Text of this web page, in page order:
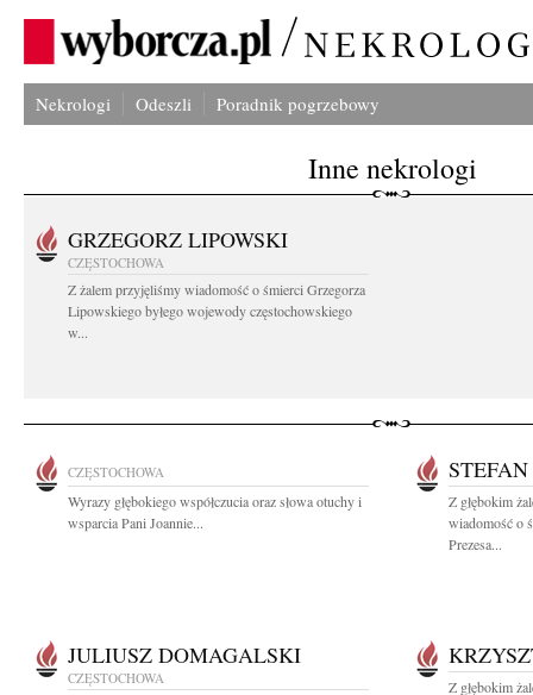
Nekrologi Odeszli Poradnik pogrzebowy
Inne nekrologi
GRZEGORZ LIPOWSKI
CZĘSTOCHOWA
Z żalem przyjęliśmy wiadomość o śmierci Grzegorza
Lipowskiego byłego wojewody częstochowskiego
w...
CZĘSTOCHOWA
Wyrazy głębokiego współczucia oraz słowa otuchy i
wsparcia Pani Joannie...
Z głębokim
wiadomość o
Prezesa...
JULIUSZ DOMAGALSKI
CZĘSTOCHOWA
Z głębokim